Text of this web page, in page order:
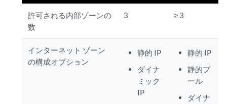
許可される内部ゾーンの
数
3 ≥ 3
インターネット ゾーン
の構成オプション
静的 IP
ダイナ
ミック
IP
静的 IP
静的プ
ール
ダイナ